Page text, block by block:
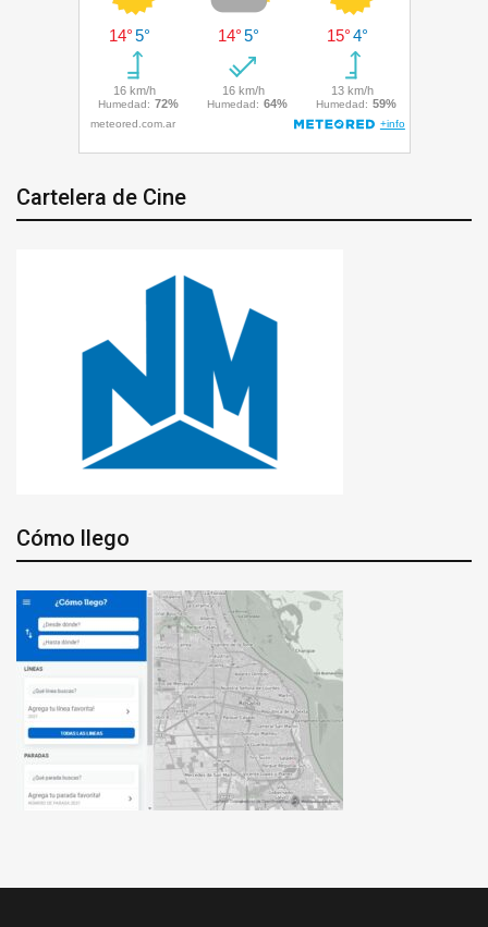
Cartelera de Cine
Cómo llego